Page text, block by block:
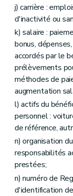
j) carrière :
d'inactivité ou
k) salaire :
bonus,
accordés par le
prélèvements
méthodes de
augmentation
l) actifs du
personnel :
de référence,
n) organisation
responsabilités
prestées;
n) numéro de
d'identification